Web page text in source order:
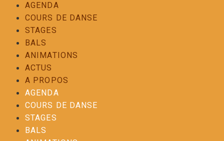
AGENDA
COURS DE DANSE
STAGES
BALS
ANIMATIONS
ACTUS
A PROPOS
AGENDA
COURS DE DANSE
STAGES
BALS